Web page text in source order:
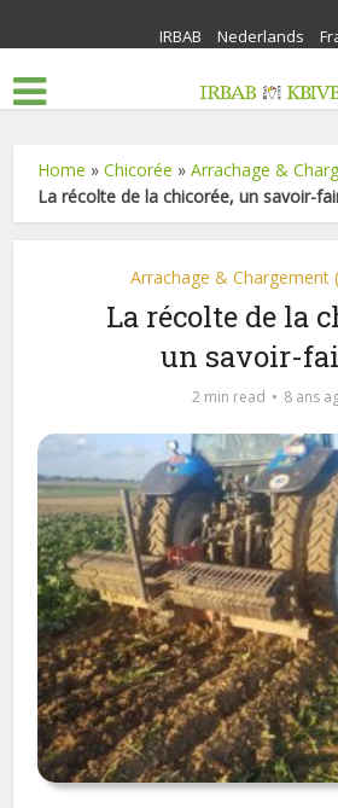
IRBAB Nederlands
Home »Chicorée »Arrachage &
La récolte de la chicorée, un savoir-
Arrachage & Chargement
La récolte de la
un savoir-
2 min read 8 ans